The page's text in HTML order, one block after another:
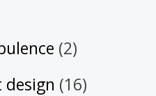
(2)
design (16)